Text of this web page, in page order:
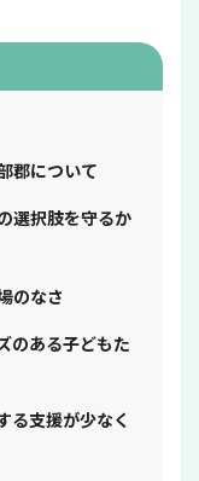
郡について
選択肢を守るか
のなさ
のある子どもた
る支援が少なく